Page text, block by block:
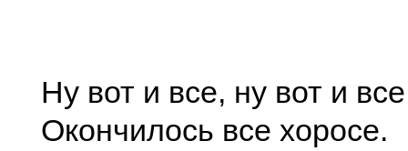
Ну вот и все, ну вот и
Окончилось все хоросе.